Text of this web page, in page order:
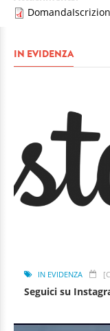
IN EVIDENZA
IN EVIDENZA
Seguici su